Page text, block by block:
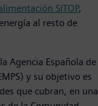
SITOP,
al resto de
Agencia Española de
y su objetivo es
que cubran, en una